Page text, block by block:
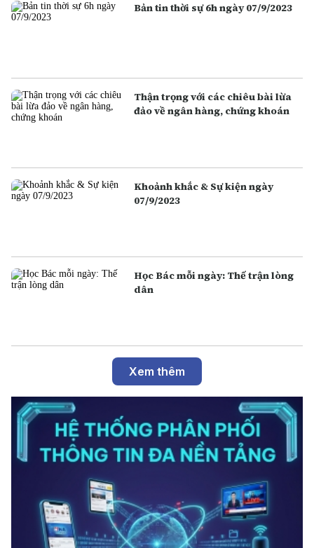
Bản tin thời sự 6h ngày 07/9/2023
Thận trọng với các chiêu bài lừa
đảo về ngân hàng, chứng khoán
Khoảnh khắc & Sự kiện ngày
07/9/2023
Học Bác mỗi ngày: Thế trận lòng
dân
Xem thêm